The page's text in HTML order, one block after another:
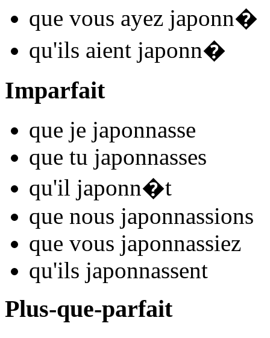
que vous ayez japonn�
qu'ils aient japonn�
Imparfait
que je japonnasse
que tu japonnasses
qu'il japonn�t
que nous japonnassions
que vous japonnassiez
qu'ils japonnassent
Plus-que-parfait